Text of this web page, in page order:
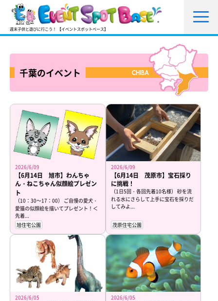
週末子供と遊びに行こう！ 【イベントスポットベース】
千葉のイベント CHIBA
2026/6/09
【6月14日 旭市】わんちゃ
ん・ねこちゃん似顔絵プレゼン
ト
（10：30～17：00） ご自慢の愛犬・
愛猫の似顔絵を描いてプレゼント！＜
先着...
旭住宅公園
2026/6/09
【6月14日 茂原市】宝石採り
に挑戦！
（1日5回・各回先着10名様） 砂を流
れる水にさらして上手に宝石を採りだ
してみよ...
茂原住宅公園
2026/6/05 2026/6/05